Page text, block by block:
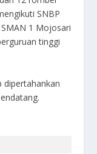
SNBP
1 Mojosari
tinggi
dipertahankan